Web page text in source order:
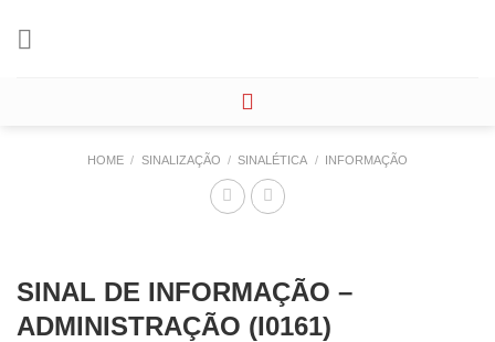
HOME / SINALIZAÇÃO / SINALÉTICA / INFORMAÇÃO
SINAL DE INFORMAÇÃO –
ADMINISTRAÇÃO (I0161)